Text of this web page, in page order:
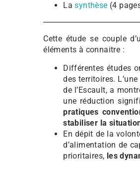
Lasynthèse (4
Cette étude se couple
éléments à connaitre :
Différentes études
des territoires.
de l’Escault, a
une réduction
pratiques
stabiliser la
En dépit de la
d’alimentation de
prioritaires, les